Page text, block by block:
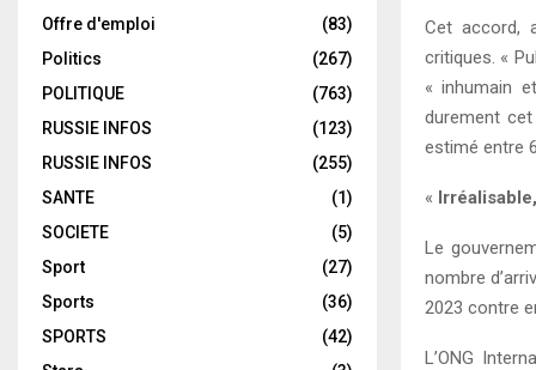
Cet accord,
critiques. «
« inhumain
durement
estimé entre
«
Le
nombre
2023 contre
L’ONG
Offre d'emploi
(83)
Politics
(267)
POLITIQUE
(763)
RUSSIE INFOS
(123)
RUSSIE INFOS
(255)
SANTE
(1)
SOCIETE
(5)
Sport
(27)
Sports
(36)
SPORTS
(42)